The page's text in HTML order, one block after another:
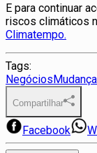
E para continuar
riscos climáticos
Climatempo.
Tags:
Negócios
Compartilhar
Facebook